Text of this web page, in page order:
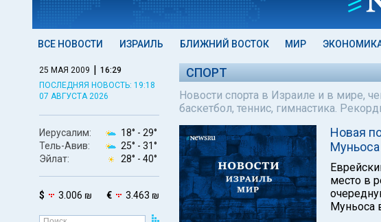
ВСЕ НОВОСТИ ИЗРАИЛЬ БЛИЖНИЙ ВОСТОК МИР
25 МАЯ 2009 | 16:29
ПОСЛЕДНЯЯ НОВОСТЬ: 19:18
07 АВГУСТА 2026
Иерусалим: 18° - 29°
Тель-Авив:
25° - 31°
Эйлат:
28° - 40°
$ 3.006 ₪ € 3.463 ₪
СПОРТ
Новости спорта в Израиле и в мире,
баскетбол, теннис, гимнастика.
Новая
Муньоса
место в
Муньоса